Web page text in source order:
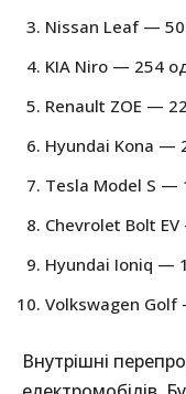
Nissan Leaf —
KIA Niro — 254
Renault ZOE —
Hyundai Kona —
Tesla Model S —
Chevrolet Bolt
Hyundai Ioniq —
Volkswagen
Внутрішні